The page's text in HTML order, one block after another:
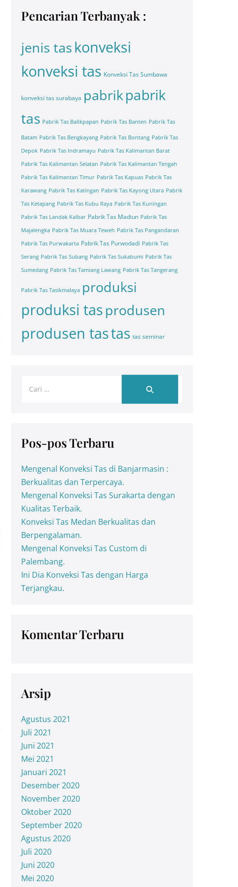
Pencarian Terbanyak :
jenis taskonveksi
konveksi tas Konveksi Tas Sumbawa
konveksi tas surabaya pabrikpabrik
tas Pabrik Tas Balikpapan Pabrik Tas Banten Pabrik Tas
Batam Pabrik Tas Bengkayang Pabrik Tas Bontang Pabrik Tas
Depok Pabrik Tas Indramayu Pabrik Tas Kalimantan Barat
Pabrik Tas Kalimantan Selatan Pabrik Tas Kalimantan Tengah
Pabrik Tas Kalimantan Timur Pabrik Tas Kapuas Pabrik Tas
Karawang Pabrik Tas Katingan Pabrik Tas Kayong Utara Pabrik
Tas Ketapang Pabrik Tas Kubu Raya Pabrik Tas Kuningan
Pabrik Tas Landak Kalbar Pabrik Tas Madiun Pabrik Tas
Majalengka Pabrik Tas Muara Teweh Pabrik Tas Pangandaran
Pabrik Tas Purwakarta Pabrik Tas Purwodadi Pabrik Tas
Serang Pabrik Tas Subang Pabrik Tas Sukabumi Pabrik Tas
Sumedang Pabrik Tas Tamiang Lawang Pabrik Tas Tangerang
Pabrik Tas Tasikmalaya produksi
produksi tasprodusen
produsen tastas tas seminar
Pos-pos Terbaru
Mengenal Konveksi Tas di Banjarmasin :
Berkualitas dan Terpercaya.
Mengenal Konveksi Tas Surakarta dengan
Kualitas Terbaik.
Konveksi Tas Medan Berkualitas dan
Berpengalaman.
Mengenal Konveksi Tas Custom di
Palembang.
Ini Dia Konveksi Tas dengan Harga
Terjangkau.
Komentar Terbaru
Arsip
Agustus 2021
Juli 2021
Juni 2021
Mei 2021
Januari 2021
Desember 2020
November 2020
Oktober 2020
September 2020
Agustus 2020
Juli 2020
Juni 2020
Mei 2020